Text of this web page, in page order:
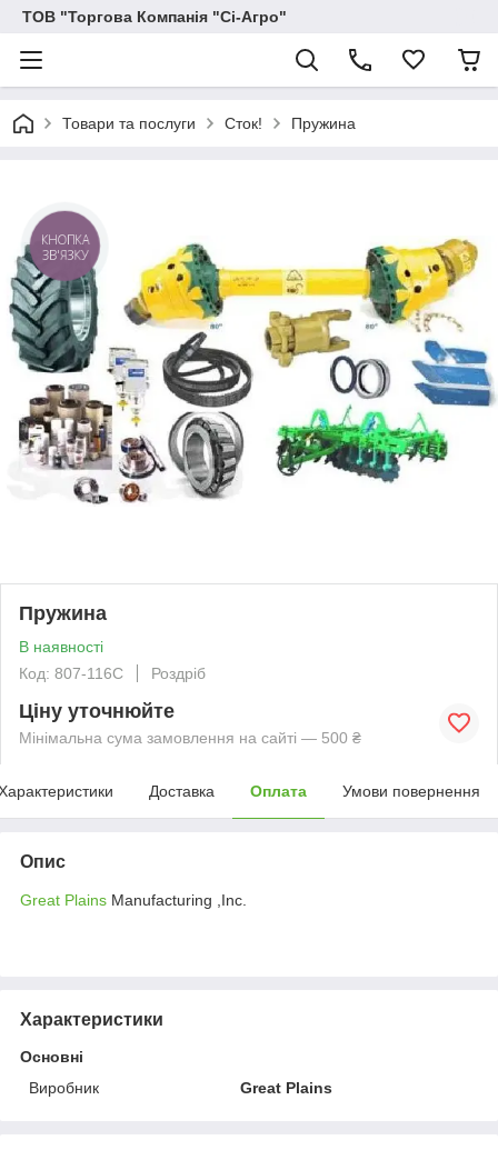
ТОВ "Торгова Компанія "Сі-Агро"
Товари та послуги Сток! Пружина
Пружина
В наявності
Код: 807-116C
Роздріб
Ціну уточнюйте
Мінімальна сума замовлення на сайті — 500 ₴
Доставка Оплата Умови повернення
Опис
Great Plains Manufacturing ,Inc.
Характеристики
Основні
Виробник
Great Plains
КНОПКА
ЗВ'ЯЗКУ